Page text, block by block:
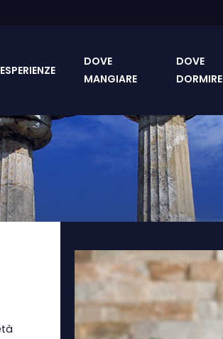
ESPERIENZE
DOVE
MANGIARE
DOVE
DORMIRE